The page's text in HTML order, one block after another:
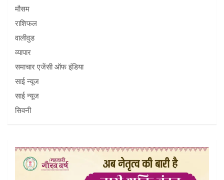
मौसम
राशिफल
वालीवुड
व्यापार
समाचार एजेंसी ऑफ इंडिया
साई न्यूज
साई न्यूज
सिवनी